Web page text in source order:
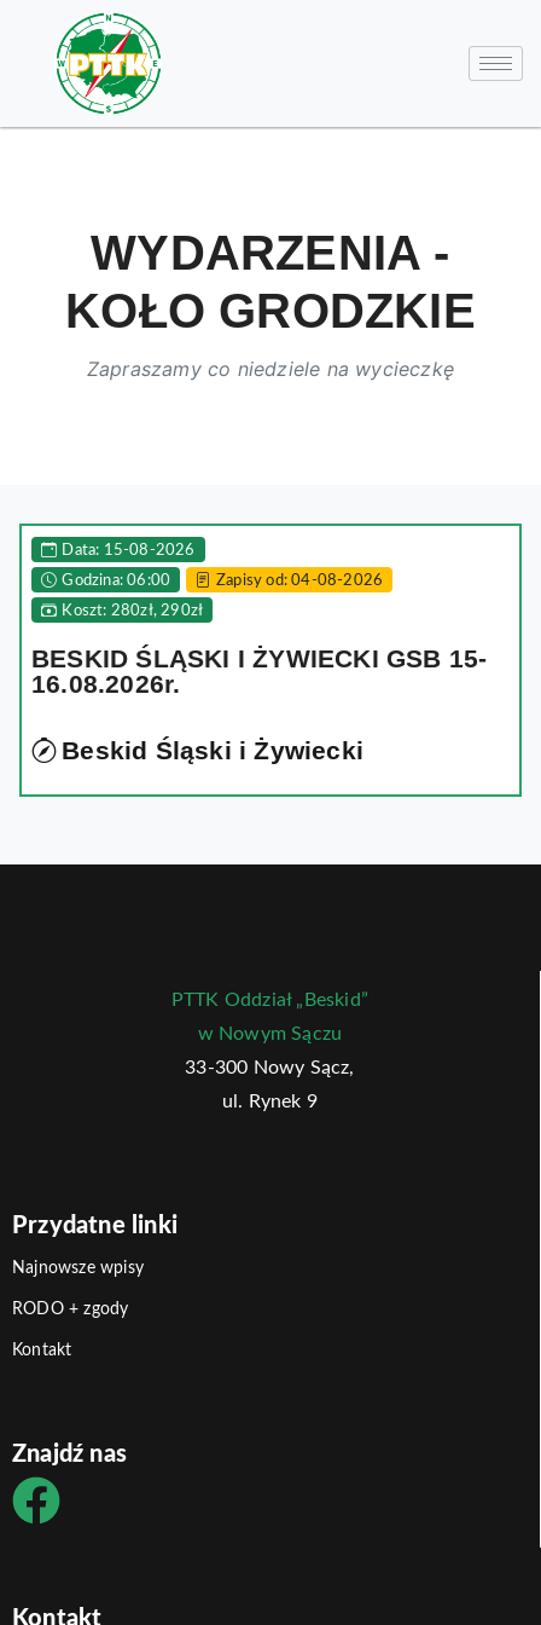
WYDARZENIA -
KOŁO GRODZKIE
Zapraszamy co niedziele na wycieczkę
Data: 15-08-2026
Godzina: 06:00 Zapisy od: 04-08-2026
Koszt: 280zł, 290zł
BESKID ŚLĄSKI I ŻYWIECKI GSB 15-
16.08.2026r.
Beskid Śląski i Żywiecki
PTTK Oddział „Beskid”
w Nowym Sączu
33-300 Nowy Sącz,
ul. Rynek 9
Przydatne linki
Najnowsze wpisy
RODO + zgody
Kontakt
Znajdź nas
Kontakt